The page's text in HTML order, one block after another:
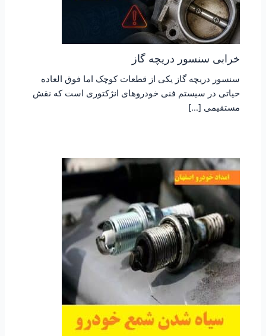
خرابی سنسور دریچه گاز
سنسور دریچه گاز یکی از قطعات کوچک اما فوق العاده
حیاتی در سیستم فنی خودروهای انژکتوری است که نقش
مستقیمی […]